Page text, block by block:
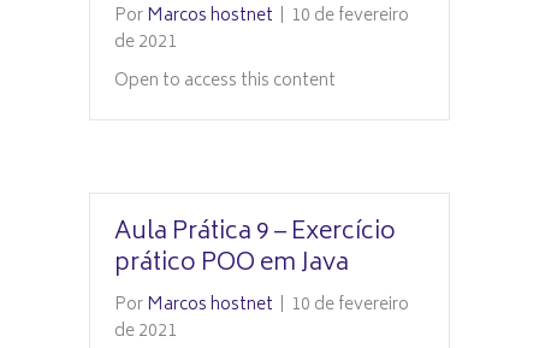
PorMarcos hostnet | 10 de fevereiro
de 2021
Open to access this content
Aula Prática 9 – Exercício
prático POO em Java
PorMarcos hostnet | 10 de fevereiro
de 2021